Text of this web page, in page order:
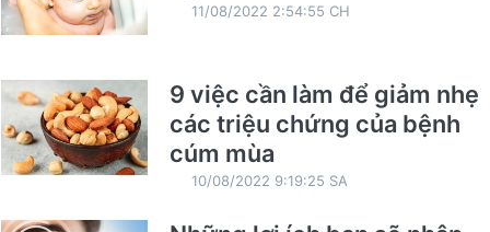
11/08/2022 2:54:55 CH
9 việc cần làm để giảm nhẹ
các triệu chứng của bệnh
cúm mùa
10/08/2022 9:19:25 SA